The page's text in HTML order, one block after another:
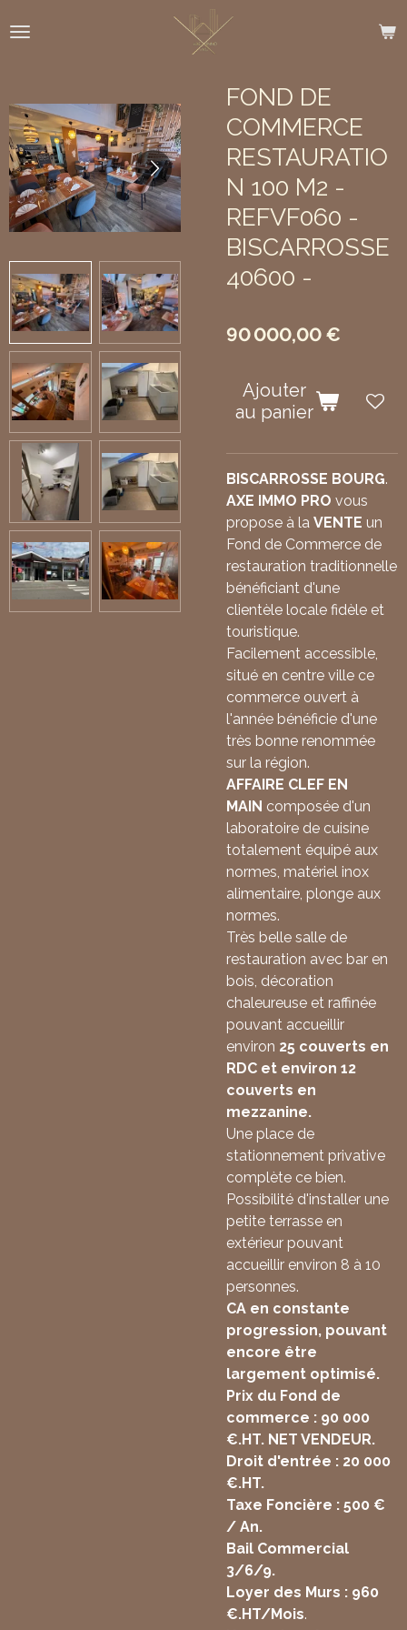
au
FOND DE
COMMERCE
RESTAURATIO
N 100 M2 -
REFVF060 -
BISCARROSSE
40600 -
90 000,00 €
Ajouter
au panier
BISCARROSSE BOURG.
AXE IMMO PRO vous
propose à la VENTE un
Fond de Commerce de
restauration traditionnelle
bénéficiant d'une
clientèle locale fidèle et
touristique.
Facilement accessible,
situé en centre ville ce
commerce ouvert à
l'année bénéficie d'une
très bonne renommée
sur la région.
AFFAIRE CLEF EN
MAIN composée d'un
laboratoire de cuisine
totalement équipé aux
normes, matériel inox
alimentaire, plonge aux
normes.
Très belle salle de
restauration avec bar en
bois, décoration
chaleureuse et raffinée
pouvant accueillir
environ 25 couverts en
RDC et environ 12
couverts en
mezzanine.
Une place de
stationnement privative
complète ce bien.
Possibilité d'installer une
petite terrasse en
extérieur pouvant
accueillir environ 8 à 10
personnes.
CA en constante
progression, pouvant
encore être
largement optimisé.
Prix du Fond de
commerce : 90 000
€.HT. NET VENDEUR.
Droit d'entrée : 20 000
€.HT.
Taxe Foncière : 500 €
/ An.
Bail Commercial
3/6/9.
Loyer des Murs : 960
€.HT/Mois.